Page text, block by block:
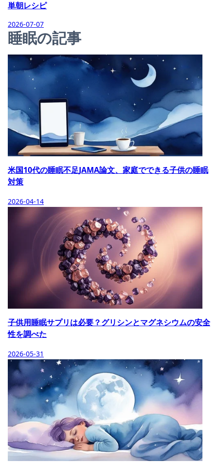
単朝レシピ
2026-07-07
睡眠の記事
米国10代の睡眠不足JAMA論文、家庭でできる子供の睡眠
対策
2026-04-14
子供用睡眠サプリは必要？グリシンとマグネシウムの安全
性を調べた
2026-05-31